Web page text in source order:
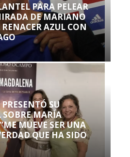
PARA PELEAR
DE MARIANO
RENACER AZUL CON
SU
MARÍA
MUEVE SER UNA
QUE HA SIDO